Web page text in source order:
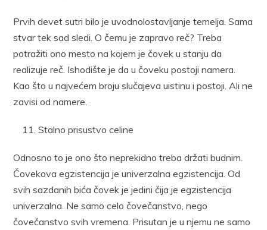
Prvih devet sutri bilo je uvodnolostavljanje temelja. Sama
stvar tek sad sledi. O čemu je zapravo reč? Treba
potražiti ono mesto na kojem je čovek u stanju da
realizuje reč. Ishodište je da u čoveku postoji namera.
Kao što u najvećem broju slučajeva uistinu i postoji. Ali ne
zavisi od namere.
Stalno prisustvo celine
Odnosno to je ono što neprekidno treba držati budnim.
Čovekova egzistencija je univerzalna egzistencija. Od
svih sazdanih bića čovek je jedini čija je egzistencija
univerzalna. Ne samo celo čovečanstvo, nego
čovečanstvo svih vremena. Prisutan je u njemu ne samo